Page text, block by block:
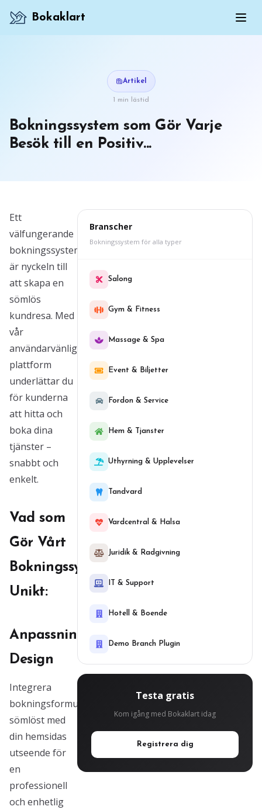
Bokaklart
Artikel
1 min lästid
Bokningssystem som Gör Varje
Besök till en Positiv...
Ett
välfungerande
bokningssystem
är nyckeln till
att skapa en
sömlös
kundresa. Med
vår
användarvänliga
plattform
underlättar du
för kunderna
att hitta och
boka dina
tjänster –
snabbt och
enkelt.
Vad som
Gör Vårt
Bokningssystem
Unikt:
Anpassningsbar
Design
Integrera
bokningsformuläret
sömlöst med
din hemsidas
utseende för
en
professionell
och enhetlig
Branscher
Bokningssystem för alla typer
Salong
Gym & Fitness
Massage & Spa
Event & Biljetter
Fordon & Service
Hem & Tjanster
Uthyrning & Upplevelser
Tandvard
Vardcentral & Halsa
Juridik & Radgivning
IT & Support
Hotell & Boende
Demo Branch Plugin
Testa gratis
Kom igång med Bokaklart idag
Registrera dig